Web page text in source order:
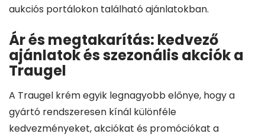
aukciós portálokon található ajánlatokban.
Ár és megtakarítás: kedvező
ajánlatok és szezonális akciók a
Traugel
A Traugel krém egyik legnagyobb előnye, hogy a
gyártó rendszeresen kínál különféle
kedvezményeket, akciókat és promóciókat a